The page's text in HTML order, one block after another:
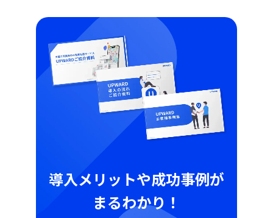
導入メリットや成功事例が
まるわかり！